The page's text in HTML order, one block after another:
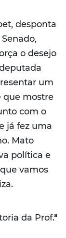
desponta
o desejo
um
que mostre
com o
já fez uma
Mato
política e
vamos
da Prof.ª